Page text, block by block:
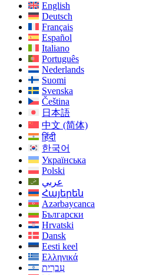
English
Deutsch
Français
Español
Italiano
Português
Nederlands
Suomi
Svenska
Čeština
日本語
中文 (简体)
हिंदी
한국어
Українська
Polski
عربي
Հայերեն
Azərbaycanca
Български
Hrvatski
Dansk
Eesti keel
Ελληνικά
עִברִית